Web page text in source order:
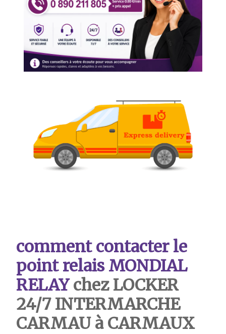
comment contacter le
point relais MONDIAL
RELAYchez LOCKER
24/7 INTERMARCHE
CARMAU à CARMAUX